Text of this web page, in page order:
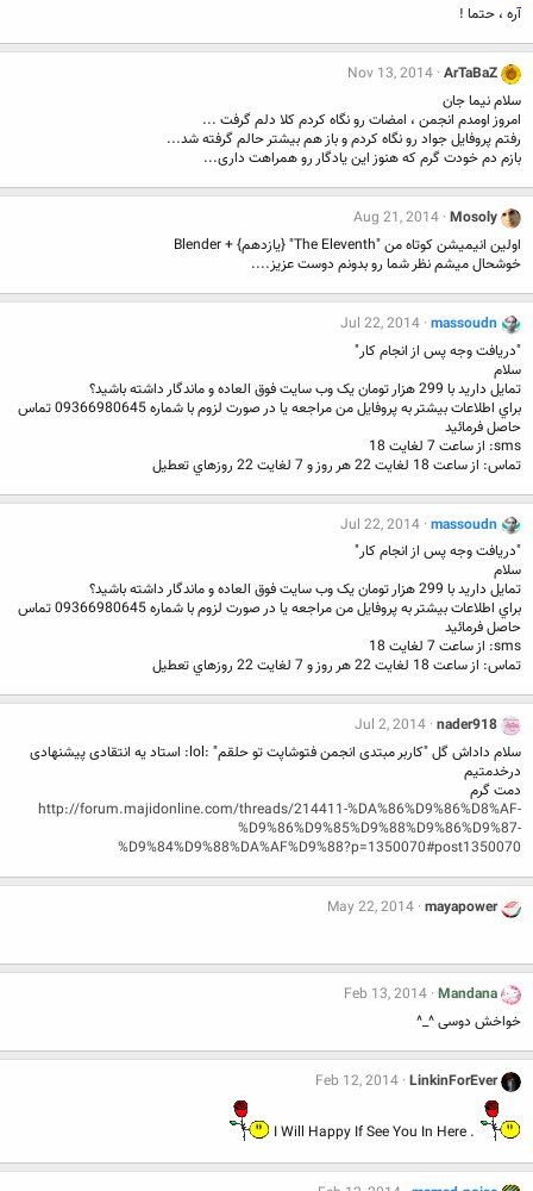
آره ، حتما !
ArTaBaZ
Nov 13, 2014
سلام نیما جان
امروز اومدم انجمن ، امضات رو نگاه کردم کلا دلم گرفت ...
رفتم پروفایل جواد رو نگاه کردم و باز هم بیشتر حالم گرفته شد...
بازم دم خودت گرم که هنوز این یادگار رو همراهت داری...
Mosoly
Aug 21, 2014
اولین انیمیشن کوتاه من "The Eleventh" {یازدهم} + Blender
خوشحال میشم نظر شما رو بدونم دوست عزیز....
massoudn
Jul 22, 2014
"دريافت وجه پس از انجام کار"
سلام
تمايل داريد با 299 هزار تومان يک وب سايت فوق العاده و ماندگار داشته باشيد؟
براي اطلاعات بيشتر به پروفايل من مراجعه يا در صورت لزوم با شماره 09366980645 تماس
حاصل فرمائيد
sms: از ساعت 7 لغايت 18
تماس: از ساعت 18 لغايت 22 هر روز و 7 لغايت 22 روزهاي تعطيل
massoudn
Jul 22, 2014
"دريافت وجه پس از انجام کار"
سلام
تمايل داريد با 299 هزار تومان يک وب سايت فوق العاده و ماندگار داشته باشيد؟
براي اطلاعات بيشتر به پروفايل من مراجعه يا در صورت لزوم با شماره 09366980645 تماس
حاصل فرمائيد
sms: از ساعت 7 لغايت 18
تماس: از ساعت 18 لغايت 22 هر روز و 7 لغايت 22 روزهاي تعطيل
nader918
Jul 2, 2014
سلام داداش گل "کاربر مبتدی انجمن فتوشاپت تو حلقم" :lol: استاد یه انتقادی پیشنهادی
درخدمتیم
دمت گرم
http://forum.majidonline.com/threads/214411-%DA%86%D9%86%D8%AF-
%D9%86%D9%85%D9%88%D9%86%D9%87-
%D9%84%D9%88%DA%AF%D9%88?p=1350070#post1350070
mayapower
May 22, 2014
Mandana
Feb 13, 2014
خواخش دوسی ^_^
LinkinForEver
Feb 12, 2014
. I Will Happy If See You In Here